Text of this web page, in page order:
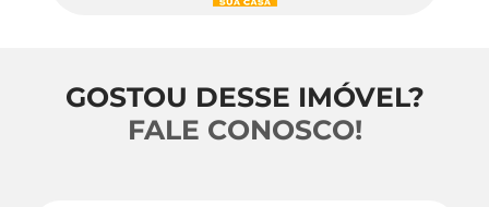
GOSTOU DESSE IMÓVEL?
FALE CONOSCO!